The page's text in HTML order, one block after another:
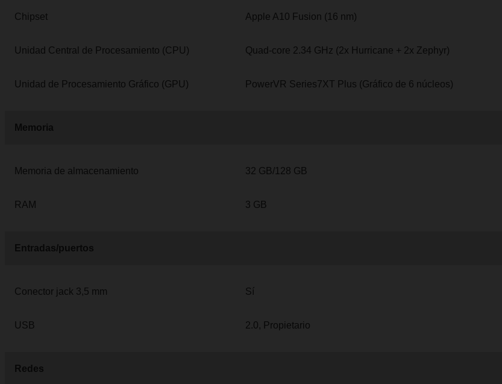
Chipset Apple A10 Fusion (16 nm)
Unidad Central de Procesamiento (CPU) Quad-core 2.34 GHz (2x Hurricane + 2x Zephyr)
Unidad de Procesamiento Gráfico (GPU) PowerVR Series7XT Plus (Gráfico de 6 núcleos)
Memoria
Memoria de almacenamiento 32 GB/128 GB
RAM 3 GB
Entradas/puertos
Conector jack 3,5 mm Sí
USB 2.0, Propietario
Redes